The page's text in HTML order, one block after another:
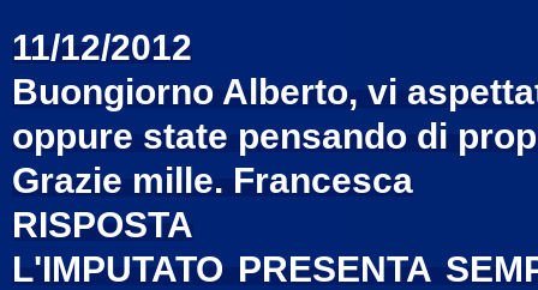
11/12/2012
Buongiorno Alberto, vi
oppure state pensando di
Grazie mille. Francesca
RISPOSTA
L'IMPUTATO PRESENTA